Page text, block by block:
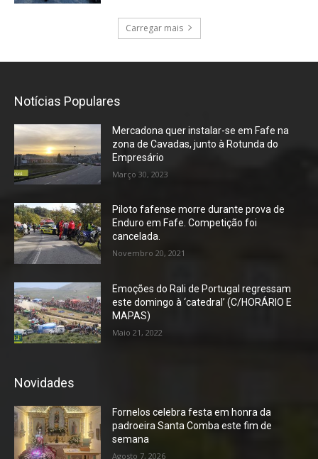
Carregar mais
Notícias Populares
Mercadona quer instalar-se em Fafe na
zona de Cavadas, junto à Rotunda do
Empresário
Março 30, 2023
Piloto fafense morre durante prova de
Enduro em Fafe. Competição foi
cancelada.
Novembro 20, 2021
Emoções do Rali de Portugal regressam
este domingo à ‘catedral’ (C/HORÁRIO E
MAPAS)
Maio 21, 2022
Novidades
Fornelos celebra festa em honra da
padroeira Santa Comba este fim de
semana
Agosto 7, 2026